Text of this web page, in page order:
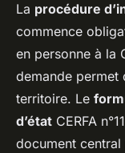
La procédure
commence
en personne à la
demande permet
territoire. Le
d’état CERFA
document